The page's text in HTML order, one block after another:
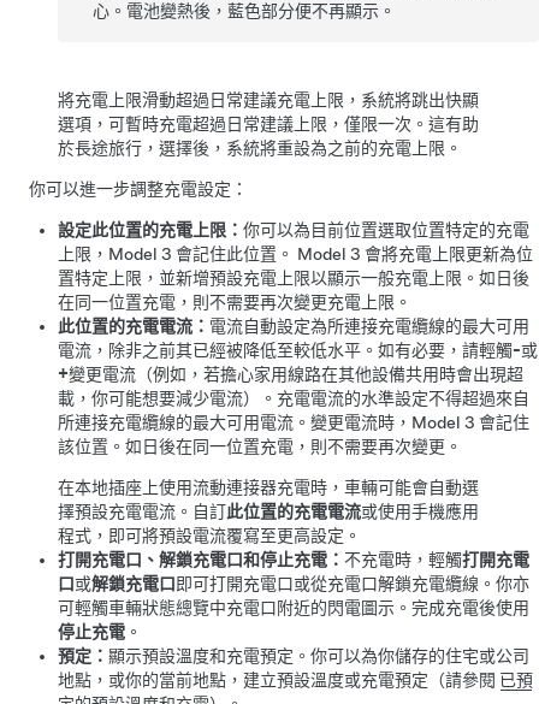
心。電池變熱後，藍色部分便不再顯示。
將充電上限滑動超過日常建議充電上限，系統將跳出快顯
選項，可暫時充電超過日常建議上限，僅限一次。這有助
於長途旅行，選擇後，系統將重設為之前的充電上限。
你可以進一步調整充電設定：
設定此位置的充電上限： 你可以為目前位置選取位置特定的充電
上限， Model 3 會記住此位置。 Model 3 會將充電上限更新為位
置特定上限，並新增預設充電上限以顯示一般充電上限。如日後
在同一位置充電，則不需要再次變更充電上限。
此位置的充電電流： 電流自動設定為所連接充電纜線的最大可用
電流，除非之前其已經被降低至較低水平。如有必要，請輕觸-或
+變更電流（例如，若擔心家用線路在其他設備共用時會出現超
載，你可能想要減少電流）。充電電流的水準設定不得超過來自
所連接充電纜線的最大可用電流。變更電流時， Model 3 會記住
該位置。如日後在同一位置充電，則不需要再次變更。
在本地插座上使用流動連接器充電時，車輛可能會自動選
擇預設充電電流。自訂此位置的充電電流或使用手機應用
程式，即可將預設電流覆寫至更高設定。
打開充電口、解鎖充電口和停止充電： 不充電時，輕觸打開充電
口或解鎖充電口即可打開充電口或從充電口解鎖充電纜線。 你亦
可輕觸車輛狀態總覽中充電口附近的閃電圖示。 完成充電後使用
停止充電 。
預定： 顯示預設溫度和充電預定。你可以為你儲存的住宅或公司
地點，或你的當前地點，建立預設溫度或充電預定（請參閱 已預